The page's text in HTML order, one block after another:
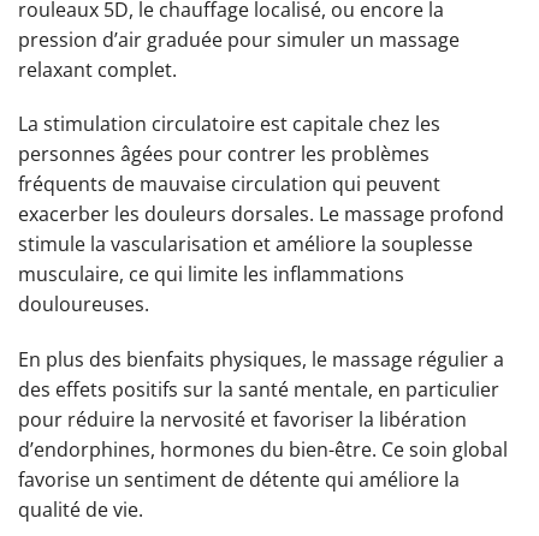
rouleaux 5D, le chauffage localisé, ou encore la
pression d’air graduée pour simuler un massage
relaxant complet.
La stimulation circulatoire est capitale chez les
personnes âgées pour contrer les problèmes
fréquents de mauvaise circulation qui peuvent
exacerber les douleurs dorsales. Le massage profond
stimule la vascularisation et améliore la souplesse
musculaire, ce qui limite les inflammations
douloureuses.
En plus des bienfaits physiques, le massage régulier a
des effets positifs sur la santé mentale, en particulier
pour réduire la nervosité et favoriser la libération
d’endorphines, hormones du bien-être. Ce soin global
favorise un sentiment de détente qui améliore la
qualité de vie.